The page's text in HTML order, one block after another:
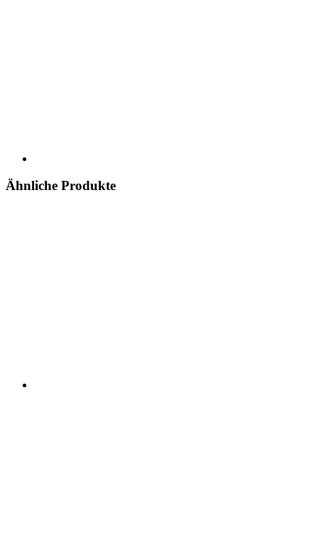
Ähnliche Produkte